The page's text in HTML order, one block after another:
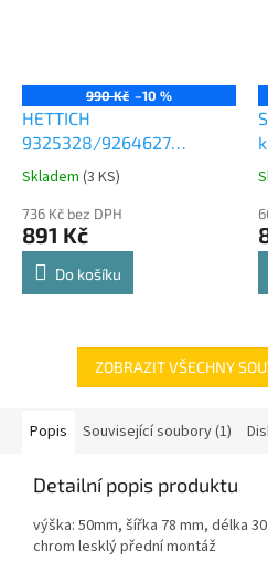
990 Kč –10 %
HETTICH
9325328/9264627
Comfort Spin 360° otočná
police 8kg
Průměrné
produktu
je
4,8
Skladem (3 KS)
736 Kč bez DPH
891 Kč
Do košíku
je
ZOBRAZIT VŠECHNY
Popis Související soubory (1)
Detailní popis produktu
výška: 50mm, šířka 78 mm, délka
chrom lesklý přední montáž